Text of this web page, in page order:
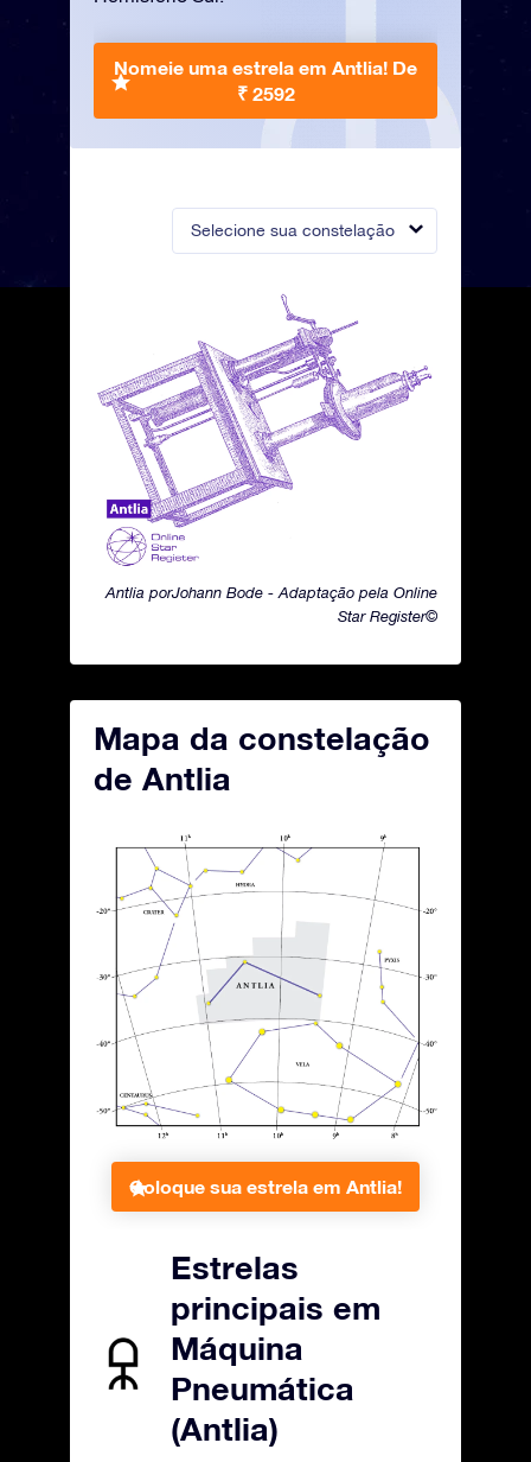
Selecione sua constelação
Antlia porJohann Bode - Adaptação pela Online
Star Register©
Nomeie uma estrela em Antlia! De
₹ 2592
Mapa da constelação
de Antlia
Coloque sua estrela em Antlia!
Estrelas
principais em
Máquina
Pneumática
(Antlia)